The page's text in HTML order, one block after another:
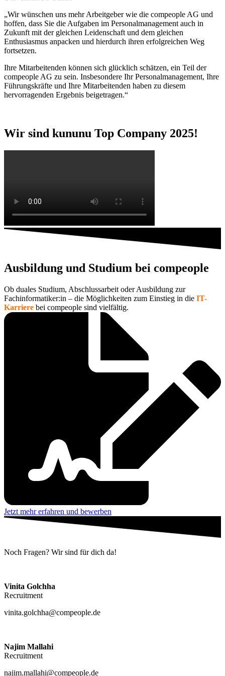
„Wir wünschen uns mehr Arbeitgeber wie die compeople AG und
hoffen, dass Sie die Aufgaben im Personalmanagement auch in
Zukunft mit der gleichen Leidenschaft und dem gleichen
Enthusiasmus anpacken und hierdurch ihren erfolgreichen Weg
fortsetzen.
Ihre Mitarbeitenden können sich glücklich schätzen, ein Teil der
compeople AG zu sein. Insbesondere Ihr Personalmanagement, Ihre
Führungskräfte und Ihre Mitarbeitenden haben zu diesem
hervorragenden Ergebnis beigetragen.“
Wir sind kununu Top Company 2025!
Ausbildung und Studium bei compeople
Ob duales Studium, Abschlussarbeit oder Ausbildung zur
Fachinformatiker:in – die Möglichkeiten zum Einstieg in die IT-
Karriere bei compeople sind vielfältig.
Jetzt mehr erfahren und bewerben
Noch Fragen? Wir sind für dich da!
Vinita Golchha
Recruitment
vinita.golchha@compeople.de
Najim Mallahi
Recruitment
najim.mallahi@compeople.de